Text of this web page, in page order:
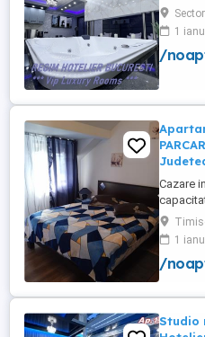
ROOMS
unic si
1
/
Cazare
la 2 km
Noua
+wifi ,
1
/
Studio